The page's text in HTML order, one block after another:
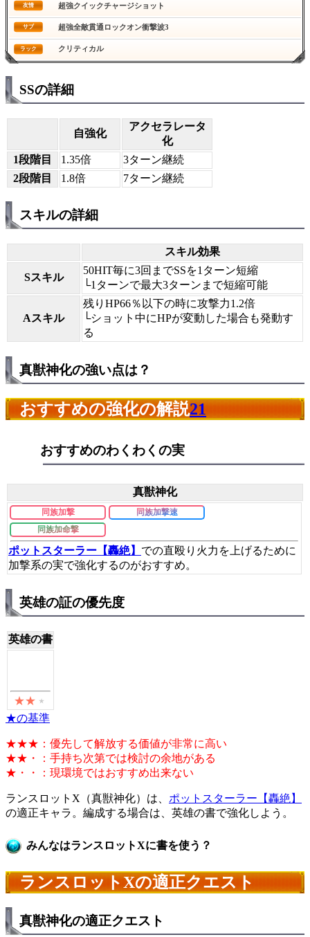
友情 超強クイックチャージショット
サブ 超強全敵貫通ロックオン衝撃波3
ラック クリティカル
SSの詳細
自強化
アクセラレータ
化
1段階目
1.35倍
3ターン継続
2段階目
1.8倍 7ターン継続
スキルの詳細
スキル効果
Sスキル
50HIT毎に3回までSSを1ターン短縮
└1ターンで最大3ターンまで短縮可能
Aスキル
残りHP66％以下の時に攻撃力1.2倍
└ショット中にHPが変動した場合も発動す
る
真獣神化の強い点は？
おすすめの強化の解説21
おすすめのわくわくの実
真獣神化
同族加撃
同族加撃速
同族加命撃
ポットスターラー【轟絶】 での直殴り火力を上げるために
加撃系の実で強化するのがおすすめ。
英雄の証の優先度
英雄の書
★の基準
★★★：優先して解放する価値が非常に高い
★★・：手持ち次第では検討の余地がある
★・・：現環境ではおすすめ出来ない
ランスロットX（真獣神化）は、 ポットスターラー【轟絶】
の適正キャラ。編成する場合は、英雄の書で強化しよう。
みんなはランスロットXに書を使う？
ランスロットXの適正クエスト
真獣神化の適正クエスト